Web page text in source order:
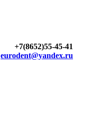
+7(8652)55-45-41
eurodent@yandex.ru